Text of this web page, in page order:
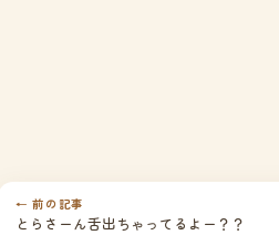
← 前の記事
とらさーん舌出ちゃってるよー？？